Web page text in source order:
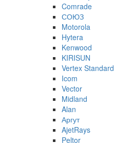
Comrade
СОЮЗ
Motorola
Hytera
Kenwood
KIRISUN
Vertex Standard
Icom
Vector
Midland
Alan
Аргут
AjetRays
Peltor